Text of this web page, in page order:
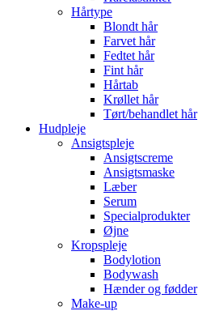
Hårtype
Blondt hår
Farvet hår
Fedtet hår
Fint hår
Hårtab
Krøllet hår
Tørt/behandlet hår
Hudpleje
Ansigtspleje
Ansigtscreme
Ansigtsmaske
Læber
Serum
Specialprodukter
Øjne
Kropspleje
Bodylotion
Bodywash
Hænder og fødder
Make-up